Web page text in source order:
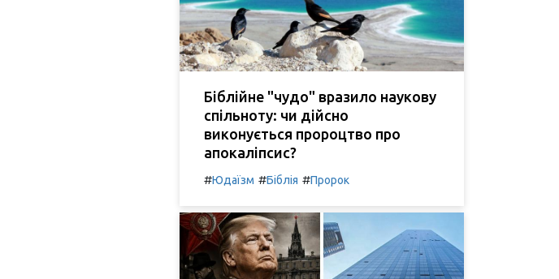
Біблійне "чудо" вразило наукову
спільноту: чи дійсно
виконується пророцтво про
апокаліпсис?
#Юдаїзм #Біблія #Пророк